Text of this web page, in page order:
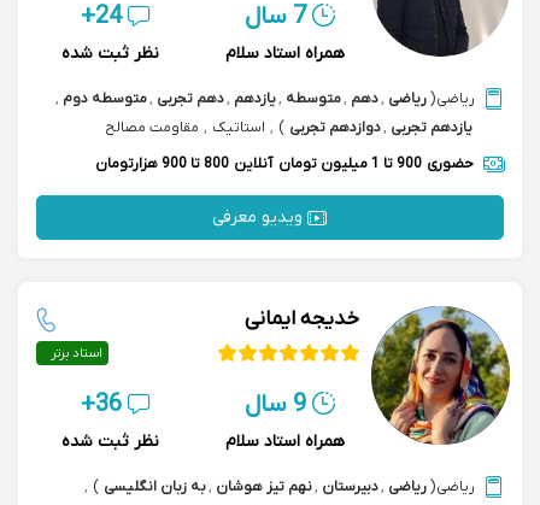
7 سال
همراه استاد سلام
24+
نظر ثبت شده
ریاضی(ریاضی ,دهم ,متوسطه ,یازدهم ,دهم تجربی ,متوسطه دوم ,
یازدهم تجربی ,دوازدهم تجربی )
, استاتیک , مقاومت مصالح
حضوری 900 تا 1 میلیون تومان آنلاین 800 تا 900 هزارتومان
ویدیو معرفی
خدیجه ایمانی
استاد برتر
9 سال
همراه استاد سلام
36+
نظر ثبت شده
ریاضی(ریاضی ,دبیرستان ,نهم تیز هوشان ,به زبان انگلیسی )
,